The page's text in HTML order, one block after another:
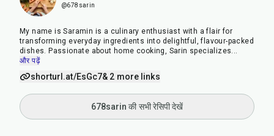
@678sarin
My name is Saramin is a culinary enthusiast with a flair for
transforming everyday ingredients into delightful, flavour-packed
dishes. Passionate about home cooking, Sarin specializes...
और पढ़ें
shorturl.at/EsGc7& 2 more links
678sarin की सभी रेसिपी देखें